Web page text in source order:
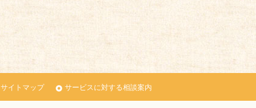
サイトマップ サービスに対する相談案内